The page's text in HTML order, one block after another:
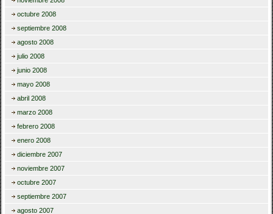
octubre 2008
septiembre 2008
agosto 2008
julio 2008
junio 2008
mayo 2008
abril 2008
marzo 2008
febrero 2008
enero 2008
diciembre 2007
noviembre 2007
octubre 2007
septiembre 2007
agosto 2007